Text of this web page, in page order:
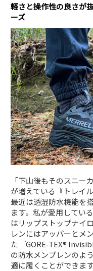
軽さと操作性の良さが
ーズ
「下山後もそのスニ
が増えている『トレイ
最近は透湿防水機能を
ます。私が愛用してい
はリップストップナイ
レンにはアッパーとメ
た『GORE-TEX®
の防水メンブレンのよ
適に履くことができます